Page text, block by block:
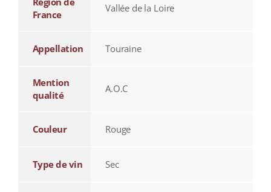
France
Vallée de la Loire
Appellation Touraine
Mention
qualité
A.O.C
Couleur Rouge
Type de vin Sec